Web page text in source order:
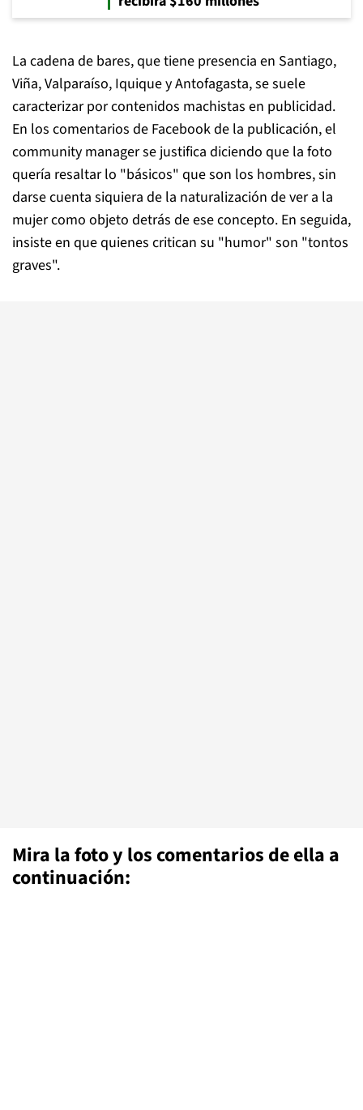
La cadena de bares, que tiene presencia en Santiago,
Viña, Valparaíso, Iquique y Antofagasta, se suele
caracterizar por contenidos machistas en publicidad.
En los comentarios de Facebook de la publicación, el
community manager se justifica diciendo que la foto
quería resaltar lo "básicos" que son los hombres, sin
darse cuenta siquiera de la naturalización de ver a la
mujer como objeto detrás de ese concepto. En seguida,
insiste en que quienes critican su "humor" son "tontos
graves".
Mira la foto y los comentarios de ella a
continuación: